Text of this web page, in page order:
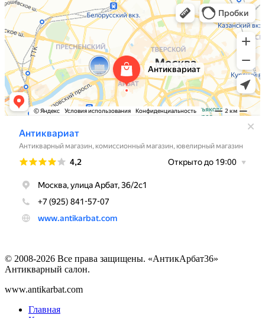
© 2008-2026 Все права защищены. «АнтикАрбат36»
Антикварный салон.
www.antikarbat.com
Главная